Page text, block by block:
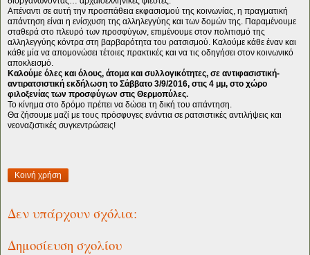
Απέναντι σε αυτή την προσπάθεια εκφασισμού της κοινωνίας, η πραγματική
απάντηση είναι η ενίσχυση της αλληλεγγύης και των δομών της. Παραμένουμε
σταθερά στο πλευρό των προσφύγων, επιμένουμε στον πολιτισμό της
αλληλεγγύης κόντρα στη βαρβαρότητα του ρατσισμού. Καλούμε κάθε έναν και
κάθε μία να απομονώσει τέτοιες πρακτικές και να τις οδηγήσει στον κοινωνικό
αποκλεισμό.
Καλούμε όλες και όλους, άτομα και συλλογικότητες, σε αντιφασιστική-
αντιρατσιστική εκδήλωση το Σάββατο 3/9/2016, στις 4 μμ, στο χώρο
φιλοξενίας των προσφύγων στις Θερμοπύλες.
Το κίνημα στο δρόμο πρέπει να δώσει τη δική του απάντηση.
Θα ζήσουμε μαζί με τους πρόσφυγες ενάντια σε ρατσιστικές αντιλήψεις και
νεοναζιστικές συγκεντρώσεις!
Κοινή χρήση
Δεν υπάρχουν σχόλια:
Δημοσίευση σχολίου